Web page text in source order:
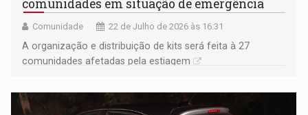
comunidades em situação de emergência
Comunidade 22 de Julho de 2026 às 16:31
A organização e distribuição de kits será feita à 27
comunidades afetadas pela estiagem